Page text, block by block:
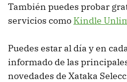
También puedes probar
servicios como Kindle
Puedes estar al día y en
informado de las
novedades de Xataka